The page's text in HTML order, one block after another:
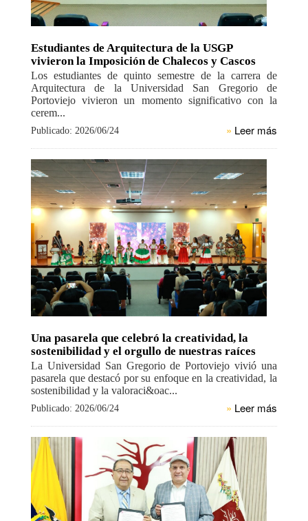
Estudiantes de Arquitectura de la USGP
vivieron la Imposición de Chalecos y Cascos
Los estudiantes de quinto semestre de la carrera de
Arquitectura de la Universidad San Gregorio de
Portoviejo vivieron un momento significativo con la
cerem...
Publicado: 2026/06/24 » Leer más
Una pasarela que celebró la creatividad, la
sostenibilidad y el orgullo de nuestras raíces
La Universidad San Gregorio de Portoviejo vivió una
pasarela que destacó por su enfoque en la creatividad, la
sostenibilidad y la valoraci&oac...
Publicado: 2026/06/24 » Leer más